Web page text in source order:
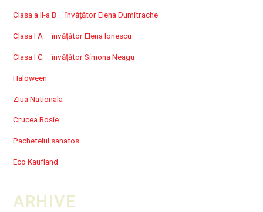
Clasa a II-a B – învățător Elena Dumitrache
Clasa I A – învățător Elena Ionescu
Clasa I C – învățător Simona Neagu
Haloween
Ziua Nationala
Crucea Rosie
Pachetelul sanatos
Eco Kaufland
ARHIVE